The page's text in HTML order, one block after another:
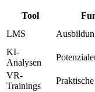
Tool
LMS
KI-
Analysen
VR-
Trainings